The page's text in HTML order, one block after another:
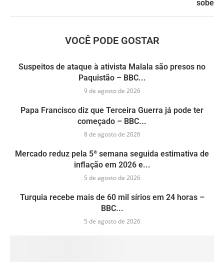
sobe
VOCÊ PODE GOSTAR
Suspeitos de ataque à ativista Malala são presos no
Paquistão – BBC...
9 de agosto de 2026
Papa Francisco diz que Terceira Guerra já pode ter
começado – BBC...
8 de agosto de 2026
Mercado reduz pela 5ª semana seguida estimativa de
inflação em 2026 e...
5 de agosto de 2026
Turquia recebe mais de 60 mil sírios em 24 horas –
BBC...
5 de agosto de 2026